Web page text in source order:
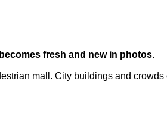
fresh and new in photos.
mall. City buildings and